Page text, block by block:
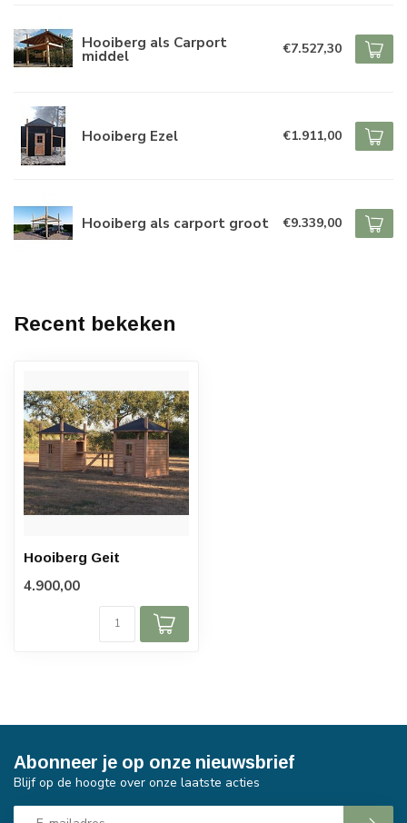
Hooiberg als Carport
middel €7.527,30
Hooiberg Ezel €1.911,00
Hooiberg als carport groot €9.339,00
Recent bekeken
Hooiberg Geit
4.900,00
Abonneer je op onze nieuwsbrief
Blijf op de hoogte over onze laatste acties